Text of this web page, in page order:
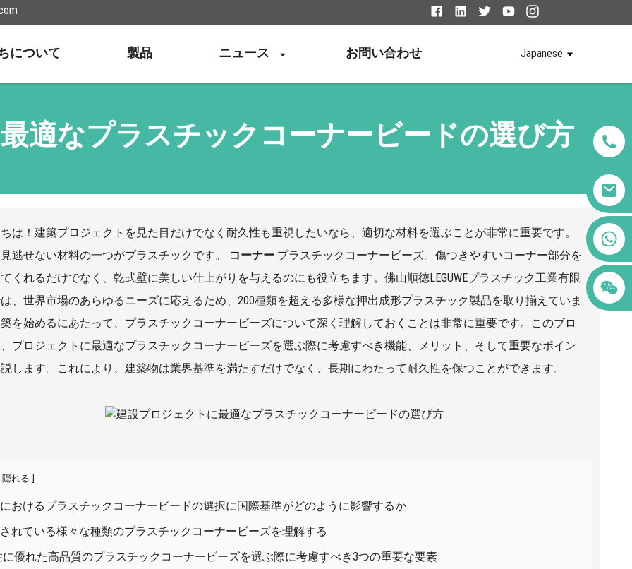
について 製品 ニュース お問い合わせ Japanese
+86 123456789122
適なプラスチックコーナービードの選び方
は！建築プロジェクトを見た目だけでなく耐久性も重視したいなら、適切な材料を選ぶことが非常に重要です。
逃せない材料の一つがプラスチックです。
コーナー プラスチックコーナービーズ。傷つきやすいコーナー部分を
くれるだけでなく、乾式壁に美しい仕上がりを与えるのにも役立ちます。佛山順徳LEGUWEプラスチック工業有限
、世界市場のあらゆるニーズに応えるため、200種類を超える多様な押出成形プラスチック製品を取り揃えていま
を始めるにあたって、プラスチックコーナービーズについて深く理解しておくことは非常に重要です。このブロ
プロジェクトに最適なプラスチックコーナービーズを選ぶ際に考慮すべき機能、メリット、そして重要なポイン
します。これにより、建築物は業界基準を満たすだけでなく、長期にわたって耐久性を保つことができます。
隠れる ]
おけるプラスチックコーナービードの選択に国際基準がどのように影響するか
れている様々な種類のプラスチックコーナービーズを理解する
優れた高品質のプラスチックコーナービーズを選ぶ際に考慮すべき3つの重要な要素